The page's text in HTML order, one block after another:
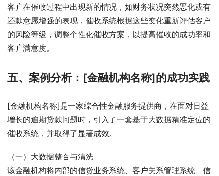
客户在催收过程中出现新的情况，如财务状况突然恶化或有
还款意愿增强的表现，催收系统根据这些变化重新评估客户
的风险等级，调整个性化催收方案，以提高催收的成功率和
客户满意度。
五、案例分析：[金融机构名称]的成功实践
[金融机构名称]是一家综合性金融服务提供商，在面对日益
增长的逾期贷款问题时，引入了一套基于大数据精准定位的
催收系统，并取得了显著成效。
（一）大数据整合与清洗
该金融机构将内部的信贷业务系统、客户关系管理系统、信